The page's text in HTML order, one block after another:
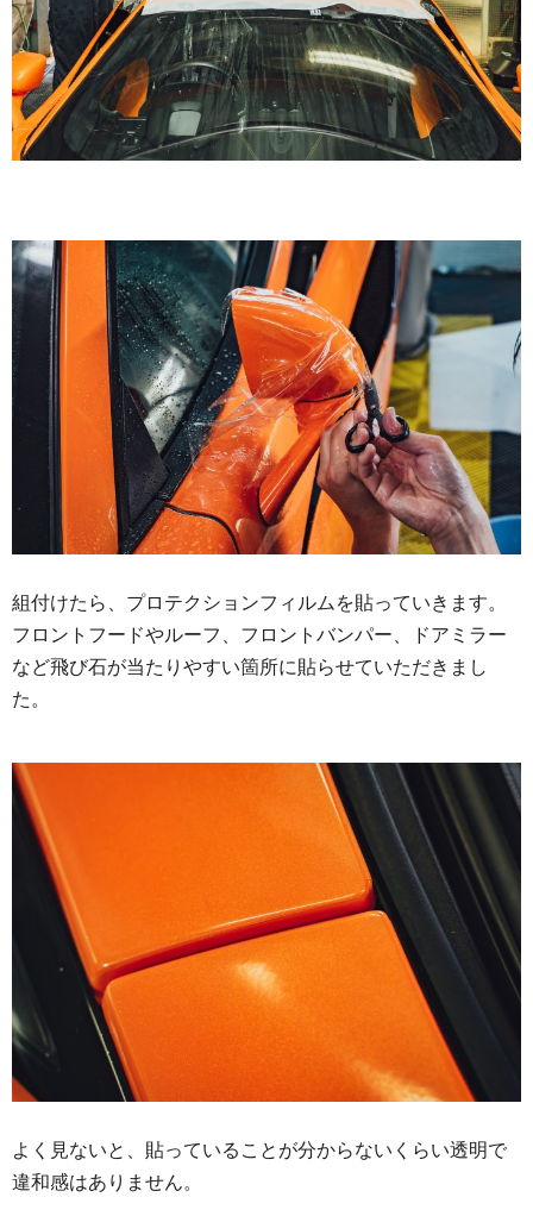
組付けたら、プロテクションフィルムを貼っていきます。
フロントフードやルーフ、フロントバンパー、ドアミラー
など飛び石が当たりやすい箇所に貼らせていただきまし
た。
よく見ないと、貼っていることが分からないくらい透明で
違和感はありません。